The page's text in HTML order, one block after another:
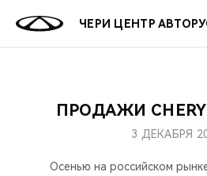
ЧЕРИ ЦЕНТР
МОДЕЛИ
МИРАКЦИИ
ОНЛАЙН
О
ПРОДАЖИ
3 ДЕКАБРЯ
Осенью на российском